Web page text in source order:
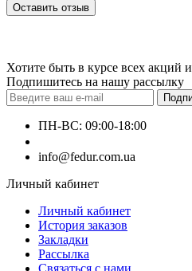
Оставить отзыв
Хотите быть в курсе всех акций
Подпишитесь на нашу рассылку
ПН-ВС: 09:00-18:00
info@fedur.com.ua
Личный кабинет
Личный кабинет
История заказов
Закладки
Рассылка